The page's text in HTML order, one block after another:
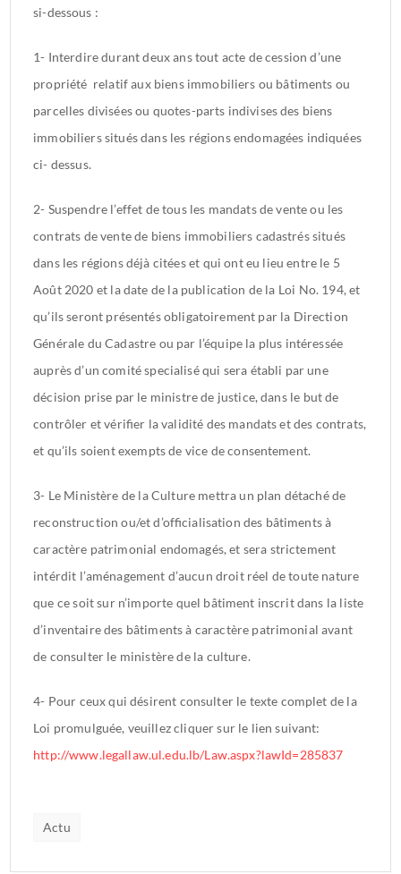
si-dessous :
1- Interdire durant deux ans tout acte de cession d’une
propriété relatif aux biens immobiliers ou bâtiments ou
parcelles divisées ou quotes-parts indivises des biens
immobiliers situés dans les régions endomagées indiquées
ci- dessus.
2- Suspendre l’effet de tous les mandats de vente ou les
contrats de vente de biens immobiliers cadastrés situés
dans les régions déjà citées et qui ont eu lieu entre le 5
Août 2020 et la date de la publication de la Loi No. 194, et
qu’ils seront présentés obligatoirement par la Direction
Générale du Cadastre ou par l’équipe la plus intéressée
auprès d’un comité specialisé qui sera établi par une
décision prise par le ministre de justice, dans le but de
contrôler et vérifier la validité des mandats et des contrats,
et qu’ils soient exempts de vice de consentement.
3- Le Ministère de la Culture mettra un plan détaché de
reconstruction ou/et d’officialisation des bâtiments à
caractère patrimonial endomagés, et sera strictement
intérdit l’aménagement d’aucun droit réel de toute nature
que ce soit sur n’importe quel bâtiment inscrit dans la liste
d’inventaire des bâtiments à caractère patrimonial avant
de consulter le ministère de la culture.
4- Pour ceux qui désirent consulter le texte complet de la
Loi promulguée, veuillez cliquer sur le lien suivant:
http://www.legallaw.ul.edu.lb/Law.aspx?lawId=285837
Actu